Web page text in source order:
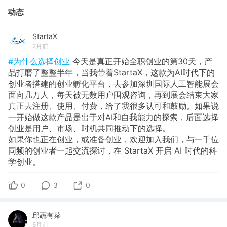
动态
StartaX
2月前
#为什么选择创业 今天是真正开始全职创业的第30天，产
品打磨了整整半年，当我带着StartaX，这款为AI时代下的
创业者搭建的创业孵化平台，去参加深圳国际人工智能展会
面向几万人，每天被无数用户围观咨询，再到展会结束大家
真正去注册、使用、付费，给了我很多认可和鼓励。如果说
一开始做这款产品是出于对AI和自我能力的探索，后面选择
创业是用户、市场、时机共同推动下的选择。
如果你也正在创业，或准备创业，欢迎加入我们，与一千位
同频的创业者一起交流探讨，在 StartaX 开启 AI 时代的科
学创业。
0 3 0
邱蔬有菜
5月前